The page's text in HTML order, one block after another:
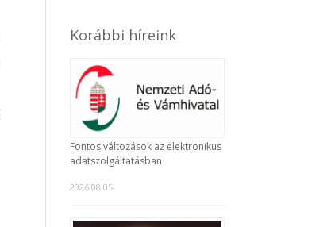
Korábbi híreink
Fontos változások az elektronikus
adatszolgáltatásban
2026.08.05.